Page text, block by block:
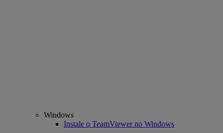
Windows
Instale o TeamViewer no Windows